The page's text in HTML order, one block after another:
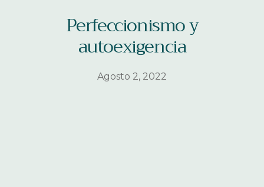
Perfeccionismo y
autoexigencia
Agosto 2, 2022